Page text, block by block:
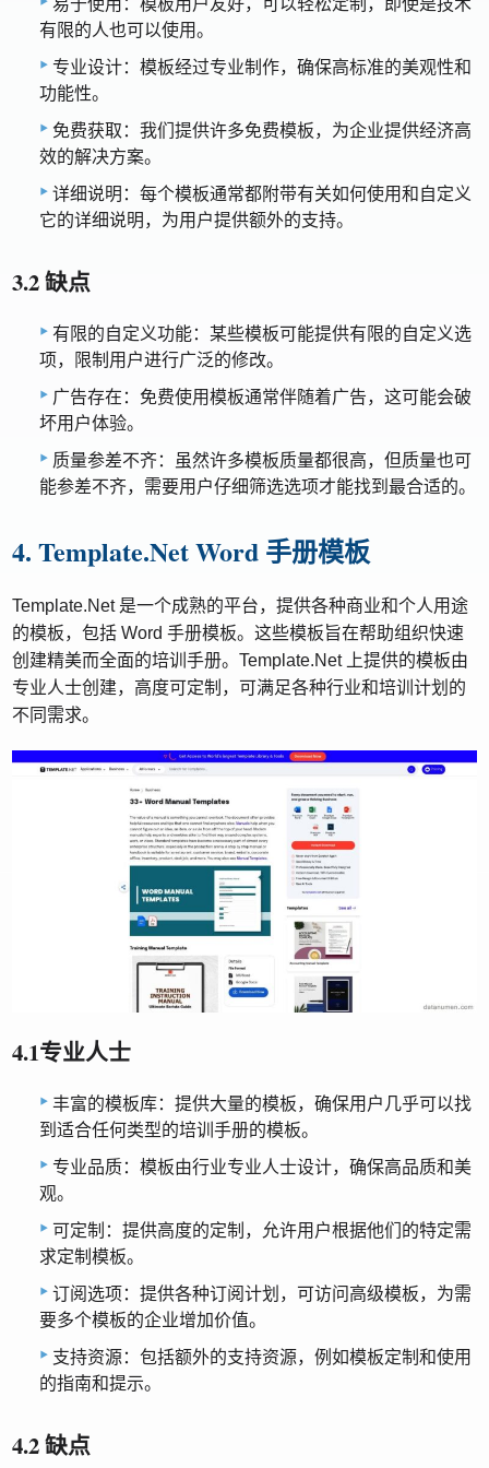
有限的人也可以使用。
专业设计：模板经过专业制作，确保高标准的美观性和
功能性。
免费获取：我们提供许多免费模板，为企业提供经济高
效的解决方案。
详细说明：每个模板通常都附带有关如何使用和自定义
它的详细说明，为用户提供额外的支持。
3.2 缺点
有限的自定义功能：某些模板可能提供有限的自定义选
项，限制用户进行广泛的修改。
广告存在：免费使用模板通常伴随着广告，这可能会破
坏用户体验。
质量参差不齐：虽然许多模板质量都很高，但质量也可
能参差不齐，需要用户仔细筛选选项才能找到最合适的。
4. Template.Net Word 手册模板
Template.Net 是一个成熟的平台，提供各种商业和个人用途
的模板，包括 Word 手册模板。这些模板旨在帮助组织快速
创建精美而全面的培训手册。Template.Net 上提供的模板由
专业人士创建，高度可定制，可满足各种行业和培训计划的
不同需求。
4.1专业人士
丰富的模板库：提供大量的模板，确保用户几乎可以找
到适合任何类型的培训手册的模板。
专业品质：模板由行业专业人士设计，确保高品质和美
观。
可定制：提供高度的定制，允许用户根据他们的特定需
求定制模板。
订阅选项：提供各种订阅计划，可访问高级模板，为需
要多个模板的企业增加价值。
支持资源：包括额外的支持资源，例如模板定制和使用
的指南和提示。
4.2 缺点